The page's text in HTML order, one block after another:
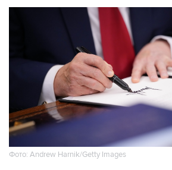
Фото: Andrew Harnik/Getty Images